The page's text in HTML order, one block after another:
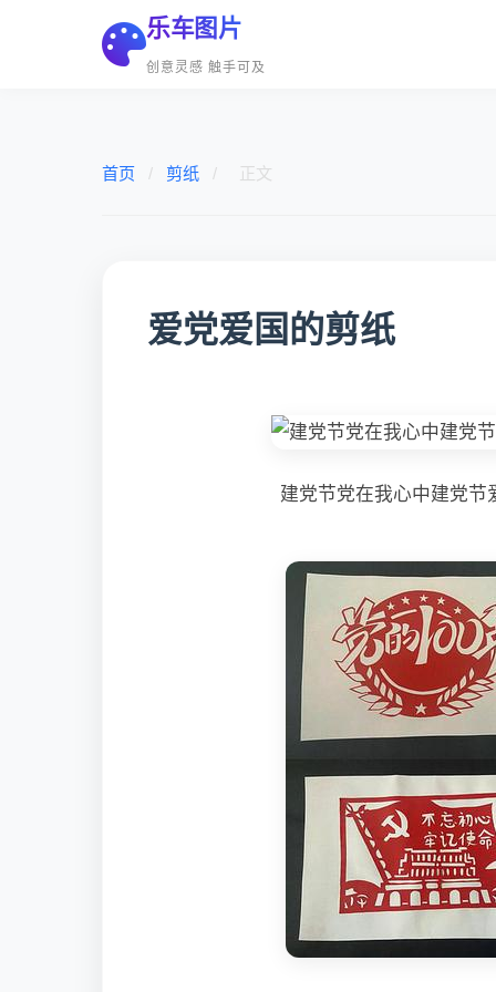
乐车图片
创意灵感 触手可及
首页 / 剪纸 / 正文
爱党爱国的剪纸
建党节党在我心中建党